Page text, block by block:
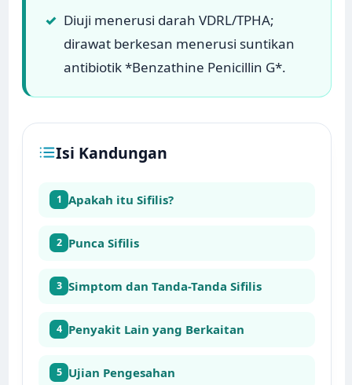
✓ Diuji menerusi darah VDRL/TPHA;
dirawat berkesan menerusi suntikan
antibiotik *Benzathine Penicillin G*.
Isi Kandungan
1 Apakah itu Sifilis?
2 Punca Sifilis
3 Simptom dan Tanda-Tanda Sifilis
4 Penyakit Lain yang Berkaitan
5 Ujian Pengesahan